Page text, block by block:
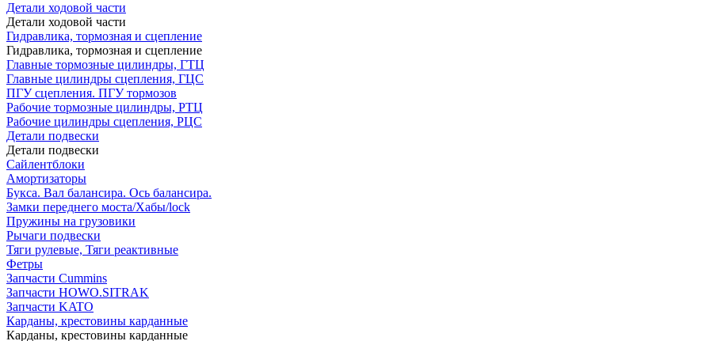
Детали ходовой части
Детали ходовой части
Гидравлика, тормозная и сцепление
Гидравлика, тормозная и сцепление
Главные тормозные цилиндры, ГТЦ
Главные цилиндры сцепления, ГЦС
ПГУ сцепления. ПГУ тормозов
Рабочие тормозные цилиндры, РТЦ
Рабочие цилиндры сцепления, РЦС
Детали подвески
Детали подвески
Cайлентблоки
Амортизаторы
Букса. Вал балансира. Ось балансира.
Замки переднего моста/Хабы/lock
Пружины на грузовики
Рычаги подвески
Тяги рулевые, Тяги реактивные
Фетры
Запчасти Cummins
Запчасти HOWO.SITRAK
Запчасти KATO
Карданы, крестовины карданные
Карданы, крестовины карданные